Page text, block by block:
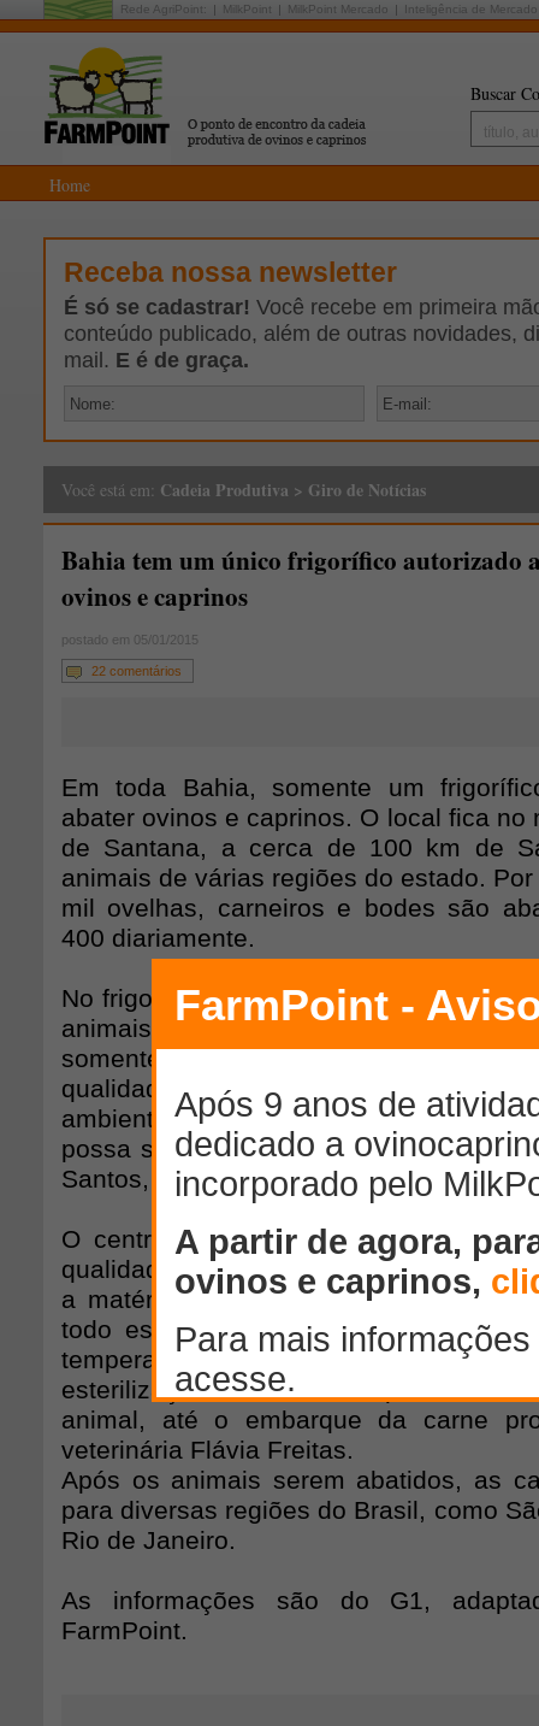
Rede AgriPoint: MilkPoint MilkPoint Mercado Inteligência de Mercado
Buscar
Home
Receba nossa newsletter
É só se cadastrar! Você recebe em primeira
conteúdo publicado, além de outras novidades,
mail. E é de graça.
Você está em: Cadeia Produtiva > Giro de Notícias
Bahia tem um único frigorífico autorizado
ovinos e caprinos
postado em 05/01/2015
22 comentários
Em toda Bahia, somente um
abater ovinos e caprinos. O local fica no
de Santana, a cerca de 100 km de
animais de várias regiões do estado.
mil ovelhas, carneiros e bodes são
400 diariamente.
No frigorífico, que conta com um
animais ficam nos currais por 12 horas
somente com água, até serem
qualidade da água, a higiene dos
ambiente e também como está a
possa ser realmente liberada para o
Santos, supervisora de qualidade.
O centro passa frequentemente por
qualidade. "A preocupação com a
a matéria-prima comprada até aos
todo esquema de qualidade seguido
temperatura de água, pH de água,
esterilização. Tem todo um processo,
animal, até o embarque da carne
veterinária Flávia Freitas.
Após os animais serem abatidos, as
para diversas regiões do Brasil, como
Rio de Janeiro.
As informações são do G1,
FarmPoint.